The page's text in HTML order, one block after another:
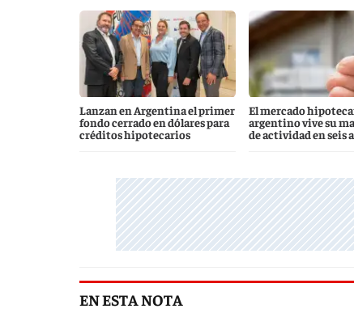
Lanzan en Argentina el primer
fondo cerrado en dólares para
créditos hipotecarios
El mercado
argentino vive su
de actividad en seis
EN ESTA NOTA